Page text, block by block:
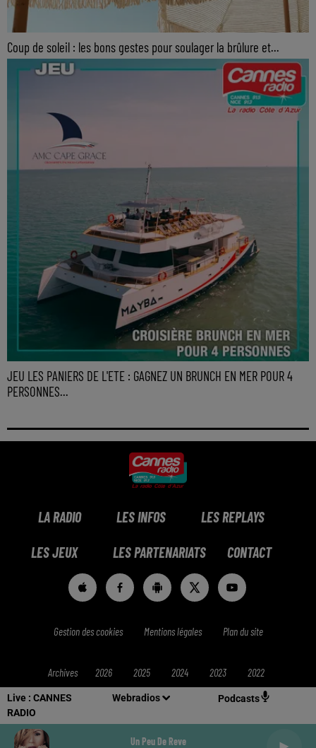
Live : CANNES
RADIO
Webradios Podcasts
Un Peu De Reve
Coup de soleil : les bons gestes pour soulager la brûlure et...
JEU LES PANIERS DE L'ETE : GAGNEZ UN BRUNCH EN MER POUR 4
PERSONNES...
LA RADIO LES INFOS LES REPLAYS
LES JEUX LES PARTENARIATS CONTACT
Gestion des cookies Mentions légales Plan du site
Archives 2026 2025 2024 2023 2022